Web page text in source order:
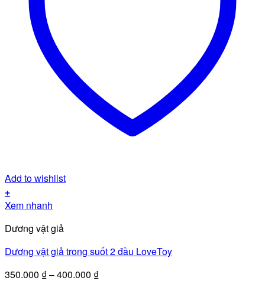
Add to wishlist
+
Sản
này
có
nhiều
biến
Xem nhanh
Dương vật giả
Dương vật giả trong suốt 2 đầu LoveToy
350.000 ₫–400.000 ₫Khoảng